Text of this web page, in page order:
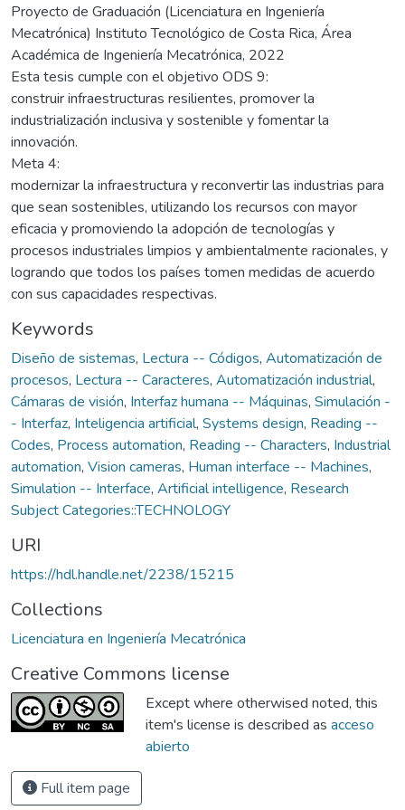
Proyecto de Graduación (Licenciatura en Ingeniería
Mecatrónica) Instituto Tecnológico de Costa Rica, Área
Académica de Ingeniería Mecatrónica, 2022
Esta tesis cumple con el objetivo ODS 9:
construir infraestructuras resilientes, promover la
industrialización inclusiva y sostenible y fomentar la
innovación.
Meta 4:
modernizar la infraestructura y reconvertir las industrias para
que sean sostenibles, utilizando los recursos con mayor
eficacia y promoviendo la adopción de tecnologías y
procesos industriales limpios y ambientalmente racionales, y
logrando que todos los países tomen medidas de acuerdo
con sus capacidades respectivas.
Keywords
Diseño de sistemas, Lectura -- Códigos, Automatización de
procesos, Lectura -- Caracteres, Automatización industrial,
Cámaras de visión, Interfaz humana -- Máquinas, Simulación -
- Interfaz, Inteligencia artificial, Systems design, Reading --
Codes, Process automation, Reading -- Characters, Industrial
automation, Vision cameras, Human interface -- Machines,
Simulation -- Interface, Artificial intelligence, Research
Subject Categories::TECHNOLOGY
URI
https://hdl.handle.net/2238/15215
Collections
Licenciatura en Ingeniería Mecatrónica
Creative Commons license
Except where otherwised noted, this
item's license is described as acceso
abierto
Full item page